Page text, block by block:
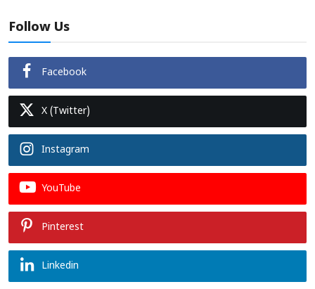
Follow Us
Facebook
X (Twitter)
Instagram
YouTube
Pinterest
Linkedin